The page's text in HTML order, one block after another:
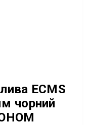
ECMS
чорний